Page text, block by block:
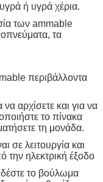
ή υγρά χέρια.
των ammable
τα
περιβάλλοντα
αρχίσετε και για να
το πίνακα
τη μονάδα.
σε λειτουργία και
ηλεκτρική έξοδο
το βούλωμα